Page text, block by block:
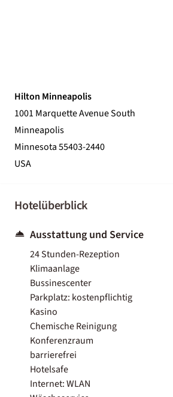
Hilton Minneapolis
1001 Marquette Avenue South
Minneapolis
Minnesota 55403-2440
USA
Hotelüberblick
Ausstattung und Service
24 Stunden-Rezeption
Klimaanlage
Bussinescenter
Parkplatz: kostenpflichtig
Kasino
Chemische Reinigung
Konferenzraum
barrierefrei
Hotelsafe
Internet: WLAN